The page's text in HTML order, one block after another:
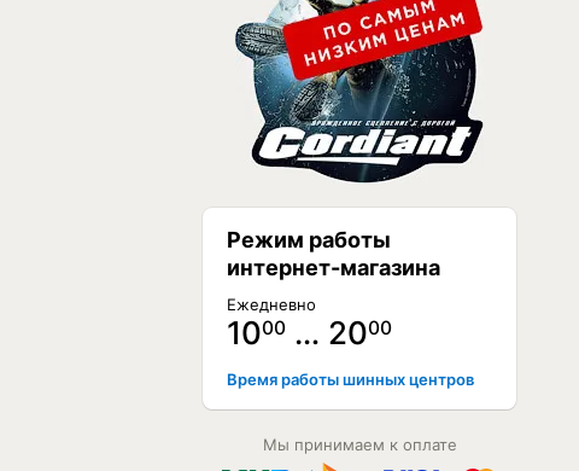
Режим работы
интернет-магазина
Ежедневно
1000 … 2000
Время работы шинных центров
Мы принимаем к оплате